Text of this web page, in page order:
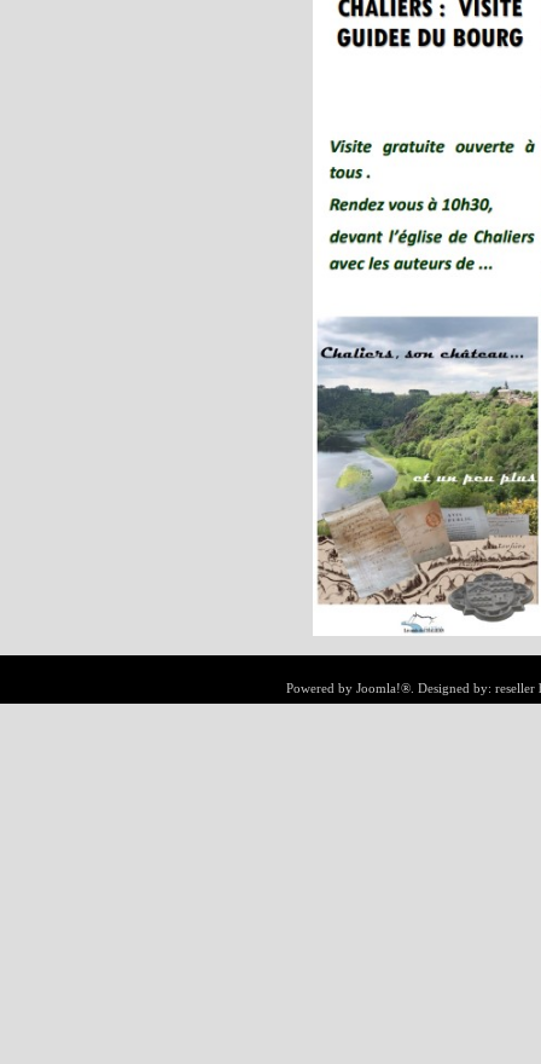
Powered by Joomla!® . Designed by: reseller